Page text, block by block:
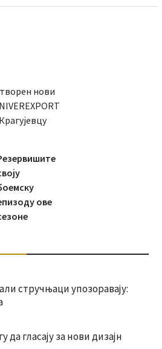
нови
ове
стручњаци упозоравају:
да гласају за нови дизајн